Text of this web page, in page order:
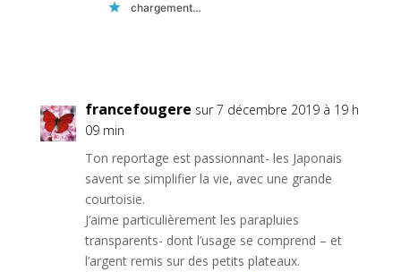
chargement…
francefougere sur 7 décembre 2019 à 19 h
09 min
Ton reportage est passionnant- les Japonais
savent se simplifier la vie, avec une grande
courtoisie.
J’aime particulièrement les parapluies
transparents- dont l’usage se comprend – et
l’argent remis sur des petits plateaux.